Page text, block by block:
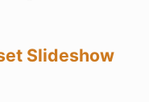
Slideshow